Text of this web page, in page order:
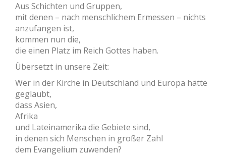
Aus Schichten und Gruppen,
mit denen – nach menschlichem Ermessen – nichts
anzufangen ist,
kommen nun die,
die einen Platz im Reich Gottes haben.
Übersetzt in unsere Zeit:
Wer in der Kirche in Deutschland und Europa hätte
geglaubt,
dass Asien,
Afrika
und Lateinamerika die Gebiete sind,
in denen sich Menschen in großer Zahl
dem Evangelium zuwenden?